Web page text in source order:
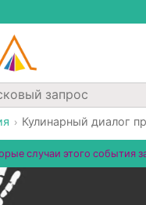
Кули­нар­ный диа­лог
случаи этого события